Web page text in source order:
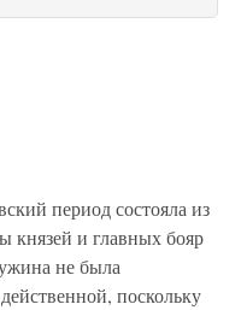
период состояла из
князей и главных бояр
не была
поскольку